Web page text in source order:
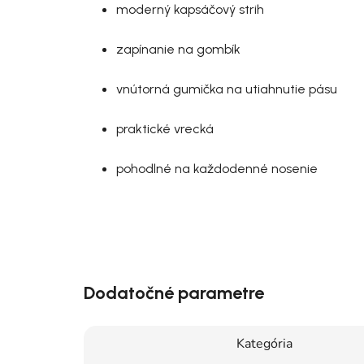
moderný kapsáčový strih
zapínanie na gombík
vnútorná gumička na utiahnutie pásu
praktické vrecká
pohodlné na každodenné nosenie
Dodatočné parametre
Kategória